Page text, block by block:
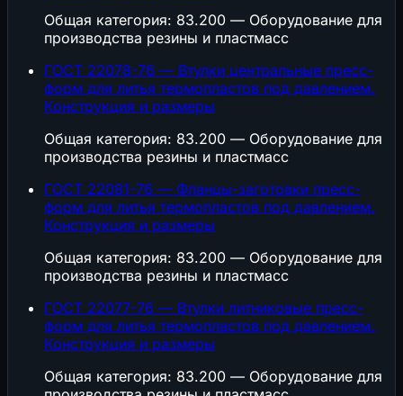
Общая категория: 83.200 — Оборудование для
производства резины и пластмасс
ГОСТ 22078-76 — Втулки центральные пресс-
форм для литья термопластов под давлением.
Конструкция и размеры
Общая категория: 83.200 — Оборудование для
производства резины и пластмасс
ГОСТ 22081-76 — Фланцы-заготовки пресс-
форм для литья термопластов под давлением.
Конструкция и размеры
Общая категория: 83.200 — Оборудование для
производства резины и пластмасс
ГОСТ 22077-76 — Втулки литниковые пресс-
форм для литья термопластов под давлением.
Конструкция и размеры
Общая категория: 83.200 — Оборудование для